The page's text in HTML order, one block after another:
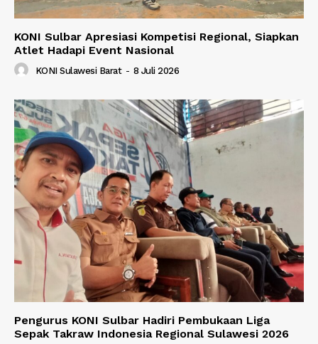
KONI Sulbar Apresiasi Kompetisi Regional, Siapkan
Atlet Hadapi Event Nasional
KONI Sulawesi Barat - 8 Juli 2026
Pengurus KONI Sulbar Hadiri Pembukaan Liga
Sepak Takraw Indonesia Regional Sulawesi 2026